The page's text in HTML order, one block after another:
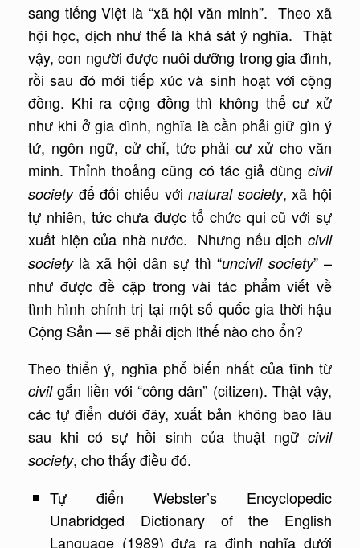
sang tiếng Việt là “xã hội văn minh”. Theo xã
hội học, dịch như thế là khá sát ý nghĩa. Thật
vậy, con người được nuôi dưỡng trong gia đình,
rồi sau đó mới tiếp xúc và sinh hoạt với cộng
đồng. Khi ra cộng đồng thì không thể cư xử
như khi ở gia đình, nghĩa là cần phải giữ gìn ý
tứ, ngôn ngữ, cử chỉ, tức phải cư xử cho văn
minh. Thỉnh thoảng cũng có tác giả dùng civil
societyđể đối chiếu vớinatural society, xã hội
tự nhiên, tức chưa được tổ chức qui cũ với sự
xuất hiện của nhà nước. Nhưng nếu dịch civil
societylà xã hội dân sự thì “uncivil society” –
như được đề cập trong vài tác phẩm viết về
tình hình chính trị tại một số quốc gia thời hậu
Cộng Sản — sẽ phải dịch lthế nào cho ổn?
Theo thiển ý, nghĩa phổ biến nhất của tĩnh từ
civilgắn liền với “công dân” (citizen). Thật vậy,
các tự điển dưới đây, xuất bản không bao lâu
sau khi có sự hồi sinh của thuật ngữ civil
society, cho thấy điều đó.
Tự điển Webster’s Encyclopedic
Unabridged Dictionary of the English
Language (1989) đưa ra định nghĩa dưới